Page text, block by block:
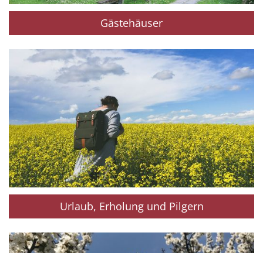
Gästehäuser
Urlaub, Erholung und Pilgern